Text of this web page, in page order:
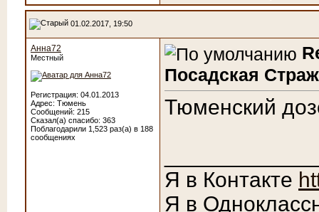
01.02.2017, 19:50
Анна72
Местный
Регистрация: 04.01.2013
Адрес: Тюмень
Сообщений: 215
Сказал(а) спасибо: 363
Поблагодарили 1,523 раз(а) в 188
сообщениях
Посадская
Тюменский
Я в Контакте
Я в